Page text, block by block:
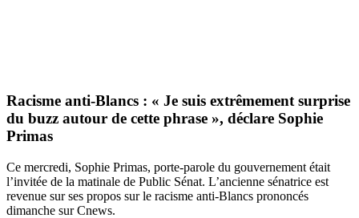
Racisme anti-Blancs : « Je suis extrêmement surprise
du buzz autour de cette phrase », déclare Sophie
Primas
Ce mercredi, Sophie Primas, porte-parole du gouvernement était
l’invitée de la matinale de Public Sénat. L’ancienne sénatrice est
revenue sur ses propos sur le racisme anti-Blancs prononcés
dimanche sur Cnews.